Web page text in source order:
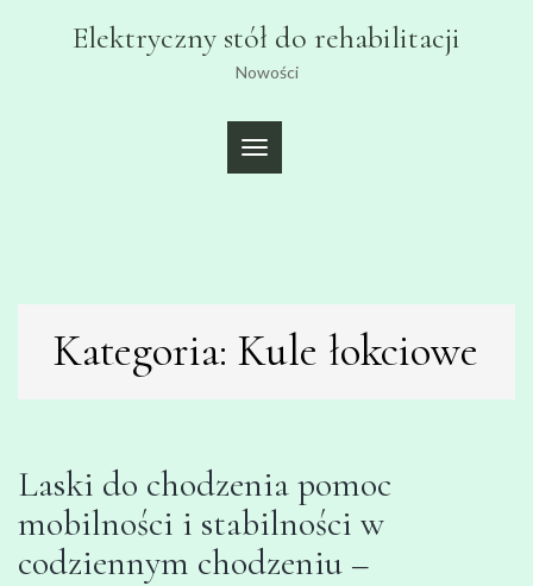
Elektryczny stół do rehabilitacji
Nowości
TOGGLE
NAVIGATION
Kategoria: Kule łokciowe
Laski do chodzenia pomoc
mobilności i stabilności w
codziennym chodzeniu –